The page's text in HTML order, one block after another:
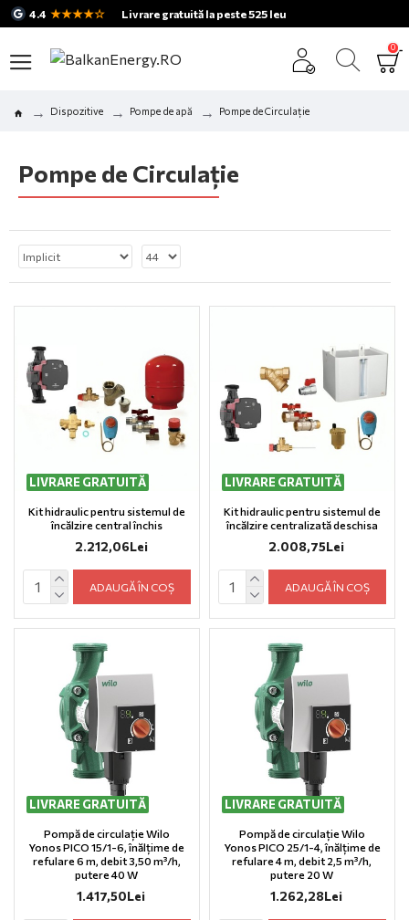
4.4 ★★★★☆ Livrare gratuită la peste 525 leu
0
Dispozitive Pompe de apă Pompe de Circulație
Pompe de Circulație
LIVRARE GRATUITĂ
Kit hidraulic pentru sistemul de
încălzire central închis
2.212,06Lei
ADAUGĂ ÎN COȘ
LIVRARE GRATUITĂ
Kit hidraulic pentru sistemul de
încălzire centralizată deschisa
2.008,75Lei
ADAUGĂ ÎN COȘ
LIVRARE GRATUITĂ
Pompă de circulație Wilo
Yonos PICO 15/1-6, înălțime de
refulare 6 m, debit 3,50 m³/h,
putere 40 W
1.417,50Lei
LIVRARE GRATUITĂ
Pompă de circulație Wilo
Yonos PICO 25/1-4, înălțime de
refulare 4 m, debit 2,5 m³/h,
putere 20 W
1.262,28Lei